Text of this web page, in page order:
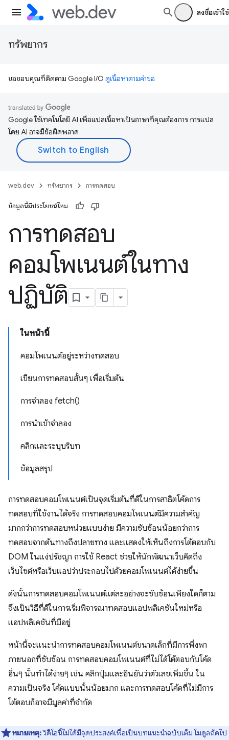
ลงชื่อเข้าใช้
ทรัพยากร
ขอขอบคุณที่ติดตาม Google I/O ดูเนื้อหาตามคำขอ
Google ใช้เทคโนโลยี AI เพื่อแปลเนื้อหาเป็นภาษาที่คุณต้องการ การแปล
โดย AI อาจมีข้อผิดพลาด
web.dev ทรัพยากร การทดสอบ
ข้อมูลนี้มีประโยชน์ไหม
การทดสอบ
คอมโพเนนต์ในทาง
ปฏิบัติ
ในหน้านี้
คอมโพเนนต์อยู่ระหว่างทดสอบ
เขียนการทดสอบสั้นๆ เพื่อเริ่มต้น
การจำลอง fetch()
การนําเข้าจำลอง
คลิกและระบุบริบท
ข้อมูลสรุป
การทดสอบคอมโพเนนต์เป็นจุดเริ่มต้นที่ดีในการสาธิตโค้ดการ
ทดสอบที่ใช้งานได้จริง การทดสอบคอมโพเนนต์มีความสําคัญ
มากกว่าการทดสอบหน่วยแบบง่าย มีความซับซ้อนน้อยกว่าการ
ทดสอบจากต้นทางถึงปลายทาง และแสดงให้เห็นถึงการโต้ตอบกับ
DOM ในแง่ปรัชญา การใช้ React ช่วยให้นักพัฒนาเว็บคิดถึง
เว็บไซต์หรือเว็บแอปว่าประกอบไปด้วยคอมโพเนนต์ได้ง่ายขึ้น
ดังนั้นการทดสอบคอมโพเนนต์แต่ละอย่างจะซับซ้อนเพียงใดก็ตาม
จึงเป็นวิธีที่ดีในการเริ่มพิจารณาทดสอบแอปพลิเคชันใหม่หรือ
แอปพลิเคชันที่มีอยู่
หน้านี้จะแนะนำการทดสอบคอมโพเนนต์ขนาดเล็กที่มีการพึ่งพา
ภายนอกที่ซับซ้อน การทดสอบคอมโพเนนต์ที่ไม่ได้โต้ตอบกับโค้ด
อื่นๆ นั้นทําได้ง่ายๆ เช่น คลิกปุ่มและยืนยันว่าตัวเลขเพิ่มขึ้น ใน
ความเป็นจริง โค้ดแบบนั้นน้อยมาก และการทดสอบโค้ดที่ไม่มีการ
โต้ตอบก็อาจมีมูลค่าที่จำกัด
หมายเหตุ:วิดีโอนี้ไม่ได้มีจุดประสงค์เพื่อเป็นบทแนะนำฉบับเต็ม โมดูลถัดไป